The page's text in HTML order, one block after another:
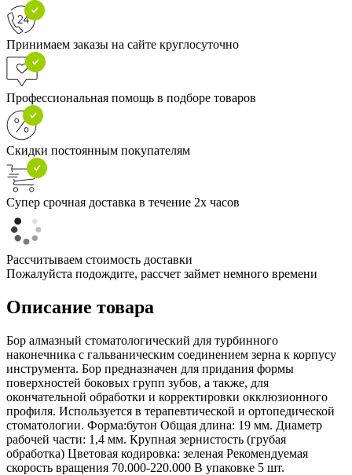
Принимаем заказы на сайте круглосуточно
Профессиональная помощь в подборе товаров
Скидки постоянным покупателям
Супер срочная доставка в течение 2х часов
Рассчитываем стоимость доставки
Пожалуйста подождите, рассчет займет немного времени
Описание товара
Бор алмазный стоматологический для турбинного
наконечника с гальваническим соединением зерна к корпусу
инструмента. Бор предназначен для придания формы
поверхностей боковых групп зубов, а также, для
окончательной обработки и корректировки окклюзионного
профиля. Используется в терапевтической и ортопедической
стоматологии. Форма:бутон Общая длина: 19 мм. Диаметр
рабочей части: 1,4 мм. Крупная зернистость (грубая
обработка) Цветовая кодировка: зеленая Рекомендуемая
скорость вращения 70.000-220.000 В упаковке 5 шт.